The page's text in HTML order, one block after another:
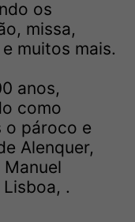
os
missa,
muitos mais.
anos,
como
o pároco e
Alenquer,
.